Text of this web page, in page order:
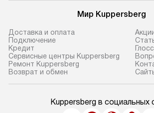
Мир Kuppersberg
Доставка и оплата
Подключение
Кредит
Сервисные центры Kuppersberg
Ремонт Kuppersberg
Возврат и обмен
Kuppersberg в социальных